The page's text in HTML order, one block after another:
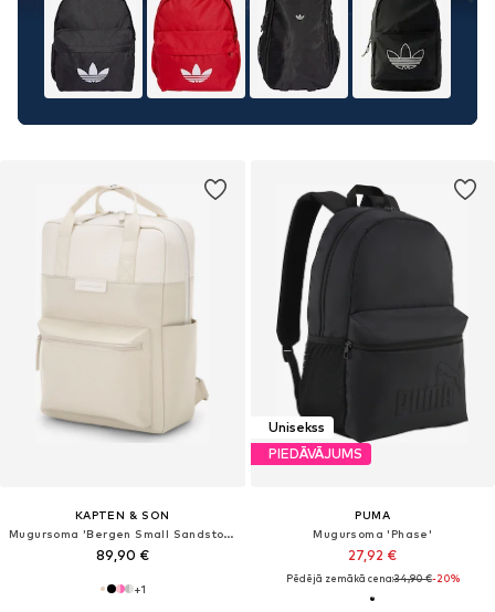
KAPTEN & SON
Mugursoma 'Bergen Small Sandstone'
89,90 €
+1
Unisekss
PIEDĀVĀJUMS
PUMA
Mugursoma 'Phase'
27,92 €
Pēdējā zemākā cena:34,90 €-20%